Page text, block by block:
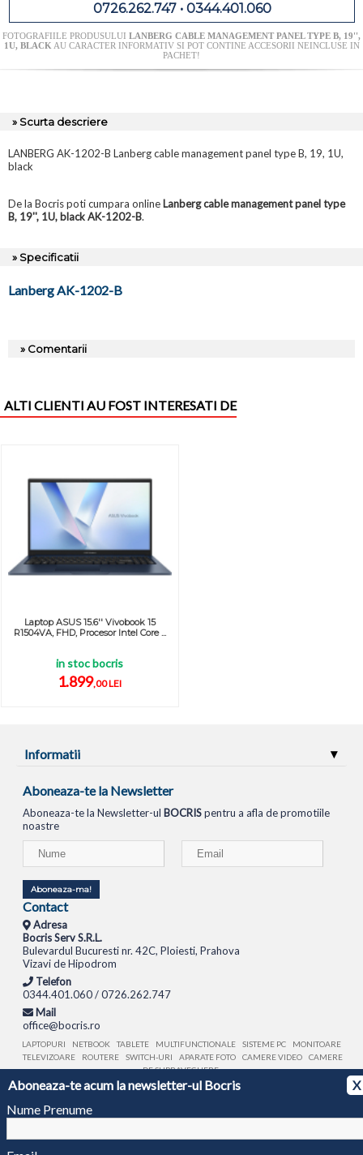
Aboneaza-te acum la newsletter-ul Bocris
X
Nume Prenume
0726.262.747 • 0344.401.060
FOTOGRAFIILE PRODUSULUI LANBERG CABLE MANAGEMENT PANEL TYPE B, 19'',
1U, BLACK AU CARACTER INFORMATIV SI POT CONTINE ACCESORII NEINCLUSE IN
PACHET!
» Scurta descriere
LANBERG AK-1202-B Lanberg cable management panel type B, 19, 1U,
black
De la Bocris poti cumpara online Lanberg cable management panel type
B, 19'', 1U, black AK-1202-B.
» Specificatii
Lanberg AK-1202-B
» Comentarii
ALTI CLIENTI AU FOST INTERESATI DE
Laptop ASUS 15.6'' Vivobook 15
R1504VA, FHD, Procesor Intel Core ...
in stoc bocris
1.899,00 LEI
Informatii
Aboneaza-te la Newsletter
Aboneaza-te la Newsletter-ul BOCRISpentru a afla de promotiile
noastre
Aboneaza-ma!
Contact
Adresa
Bocris Serv S.R.L.
Bulevardul Bucuresti nr. 42C, Ploiesti, Prahova
Vizavi de Hipodrom
Telefon
0344.401.060 / 0726.262.747
Mail
office@bocris.ro
LAPTOPURI NETBOOK TABLETE MULTIFUNCTIONALE SISTEME PC
MONITOARE
TELEVIZOARE
ROUTERE SWITCH-URI APARATE FOTO CAMERE VIDEO
CAMERE
DE SUPRAVEGHERE
© 1994 - 2026 BOCRIS SERV S.R.L. | CUI: RO6260085, REG. COM.: J29/2413/1994